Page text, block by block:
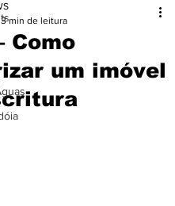
Como
um imóvel
3 min de leitura